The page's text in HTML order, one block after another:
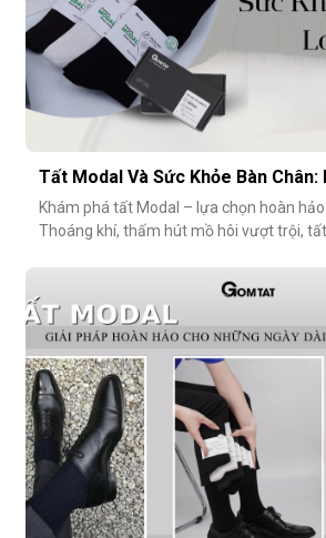
Tất Modal Và Sức Khỏe Bàn Chân:
Khám phá tất Modal – lựa chọn hoàn
Thoáng khí, thấm hút mồ hôi vượt trội,
ngăn mùi hôi và bệnh da liễu. Hãy cùng
tất Modal đang trở thành xu hướng
quý ông hiện đ